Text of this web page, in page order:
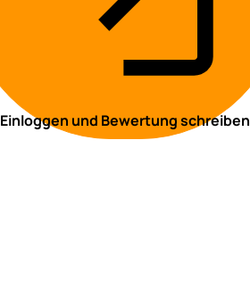
Einloggen und Bewertung schreiben